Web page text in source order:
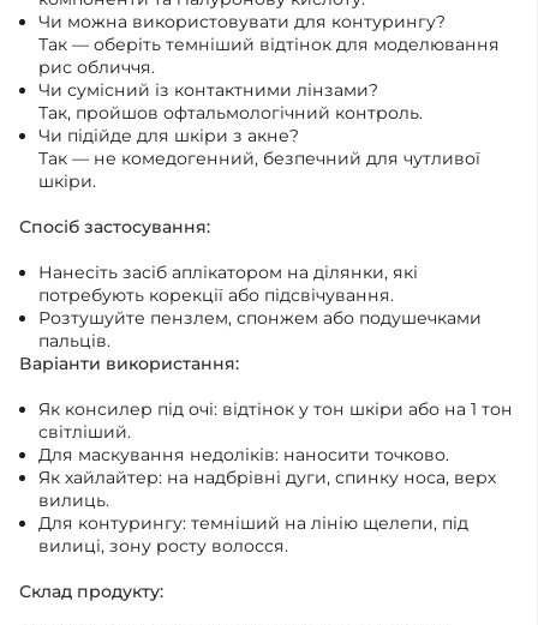
Чи можна використовувати для контурингу?
Так — оберіть темніший відтінок для моделювання
рис обличчя.
Чи сумісний із контактними лінзами?
Так, пройшов офтальмологічний контроль.
Чи підійде для шкіри з акне?
Так — не комедогенний, безпечний для чутливої
шкіри.
Спосіб застосування:
Нанесіть засіб аплікатором на ділянки, які
потребують корекції або підсвічування.
Розтушуйте пензлем, спонжем або подушечками
пальців.
Варіанти використання:
Як консилер під очі: відтінок у тон шкіри або на 1 тон
світліший.
Для маскування недоліків: наносити точково.
Як хайлайтер: на надбрівні дуги, спинку носа, верх
вилиць.
Для контурингу: темніший на лінію щелепи, під
вилиці, зону росту волосся.
Склад продукту: